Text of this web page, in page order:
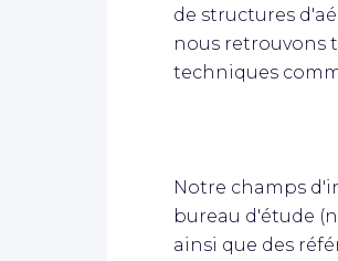
de structures
nous retrouvons
techniques
Notre champs
bureau d'étude
ainsi que des